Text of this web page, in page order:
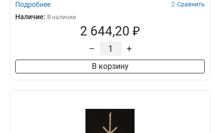
Подробнее Сравнить
Наличие: В наличии
2 644,20 ₽
– +
В корзину